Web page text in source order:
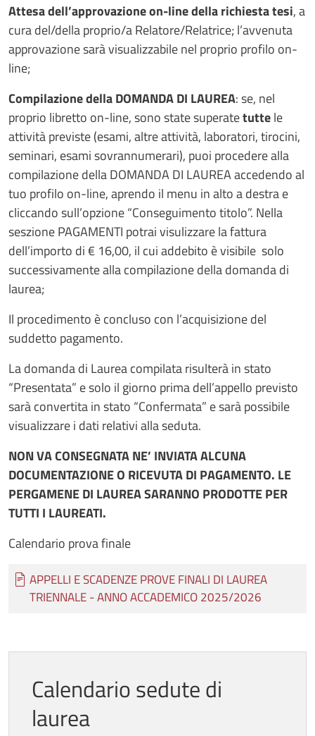
Attesa dell’approvazione on-line della richiesta tesi, a
cura del/della proprio/a Relatore/Relatrice; l’avvenuta
approvazione sarà visualizzabile nel proprio profilo on-
line;
Compilazione della DOMANDA DI LAUREA: se, nel
proprio libretto on-line, sono state superatetuttele
attività previste (esami, altre attività, laboratori, tirocini,
seminari, esami sovrannumerari), puoi procedere alla
compilazione della DOMANDA DI LAUREA accedendo al
tuo profilo on-line, aprendo il menu in alto a destra e
cliccando sull’opzione “Conseguimento titolo”. Nella
seszione PAGAMENTI potrai visulizzare la fattura
dell’importo di € 16,00, il cui addebito è visibile solo
successivamente alla compilazione della domanda di
laurea;
Il procedimento è concluso con l’acquisizione del
suddetto pagamento.
La domanda di Laurea compilata risulterà in stato
“Presentata” e solo il giorno prima dell’appello previsto
sarà convertita in stato “Confermata” e sarà possibile
visualizzare i dati relativi alla seduta.
NON VA CONSEGNATA NE’ INVIATA ALCUNA
DOCUMENTAZIONE O RICEVUTA DI PAGAMENTO. LE
PERGAMENE DI LAUREA SARANNO PRODOTTE PER
TUTTI I LAUREATI.
Calendario prova finale
Documento
APPELLI E SCADENZE PROVE FINALI DI LAUREA
TRIENNALE - ANNO ACCADEMICO 2025/2026
Calendario sedute di
laurea